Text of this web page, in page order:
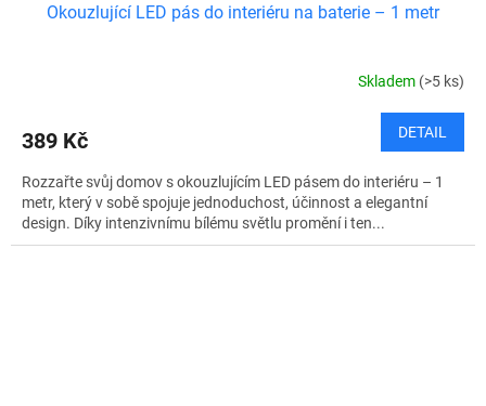
Okouzlující LED pás do interiéru na baterie – 1 metr
Skladem (>5 ks)
389 Kč DETAIL
Rozzařte svůj domov s okouzlujícím LED pásem do interiéru – 1
metr, který v sobě spojuje jednoduchost, účinnost a elegantní
design. Díky intenzivnímu bílému světlu promění i ten...